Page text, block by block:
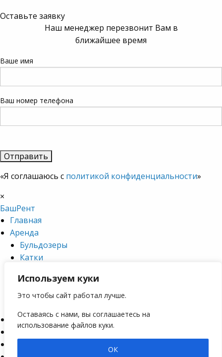
Используем куки
Это чтобы сайт работал лучше.
Оставаясь с нами, вы соглашаетесь на
использование файлов куки.
ОК
Оставьте заявку
Наш менеджер перезвонит Вам в
ближайшее время
Ваше имя
Ваш номер телефона
«Я соглашаюсь с политикой конфиденциальности»
×
БашРент
Главная
Аренда
Бульдозеры
Катки
Экскаваторы
Грейдеры
О компании
Доставка и гарантия